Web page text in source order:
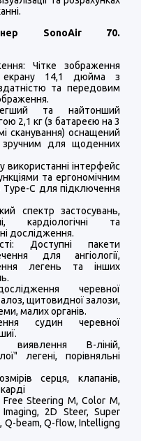
SonoAir 70.
Чітке зображення
екрану 14,1 дюйма з
та передовим
та найтонший
2,1 кг (з батареєю на 3
сканування) оснащений
для щоденних
використанні інтерфейс
та ергономічним
С для підключення
спектр застосувань,
кардіологічні та
дослідження.
Доступні пакети
для ангіології,
легень та інших
черевної
щитовидної залози,
малих органів.
судин черевної
виявлення В-ліній,
легені, порівняльні
серця, клапанів,
Free Steering M, Color M,
2D Steer, Super
Q-beam, Q-flow, Intelligng